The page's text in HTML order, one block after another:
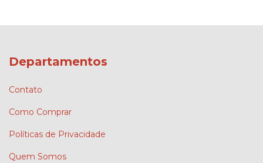
Departamentos
Contato
Como Comprar
Políticas de Privacidade
Quem Somos